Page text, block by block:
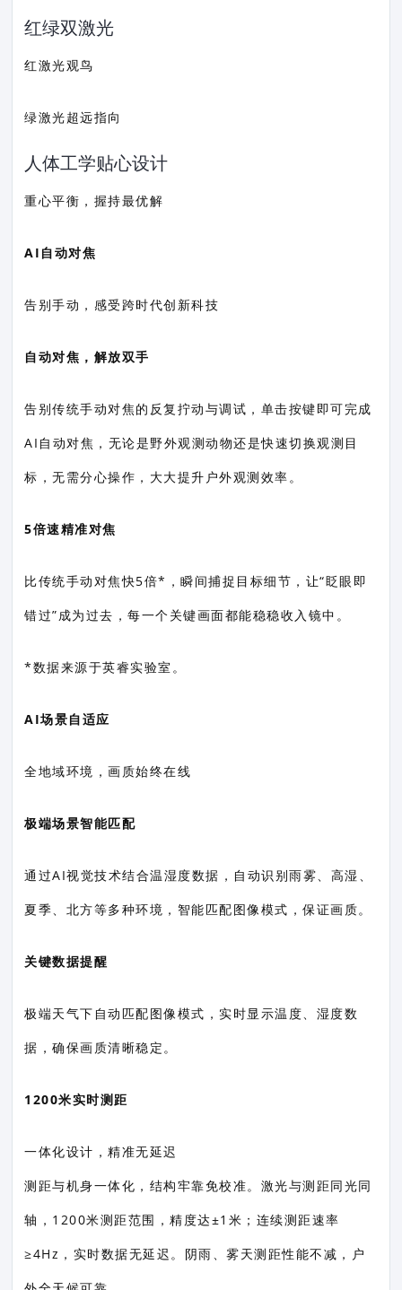
红绿双激光
红激光观鸟
绿激光超远指向
人体工学贴心设计
重心平衡，握持最优解
AI自动对焦
告别手动，感受跨时代创新科技
自动对焦，解放双手
告别传统手动对焦的反复拧动与调试，单击按键即可完成
AI自动对焦，无论是野外观测动物还是快速切换观测目
标，无需分心操作，大大提升户外观测效率。
5倍速精准对焦
比传统手动对焦快5倍*，瞬间捕捉目标细节，让“眨眼即
错过”成为过去，每一个关键画面都能稳稳收入镜中。
*数据来源于英睿实验室。
AI场景自适应
全地域环境，画质始终在线
极端场景智能匹配
通过AI视觉技术结合温湿度数据，自动识别雨雾、高湿、
夏季、北方等多种环境，智能匹配图像模式，保证画质。
关键数据提醒
极端天气下自动匹配图像模式，实时显示温度、湿度数
据，确保画质清晰稳定。
1200米实时测距
一体化设计，精准无延迟
测距与机身一体化，结构牢靠免校准。激光与测距同光同
轴，1200米测距范围，精度达±1米；连续测距速率
≥4Hz，实时数据无延迟。阴雨、雾天测距性能不减，户